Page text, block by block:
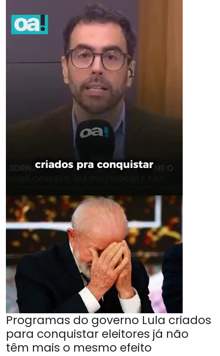
Programas do governo Lula criados
para conquistar eleitores já não
têm mais o mesmo efeito